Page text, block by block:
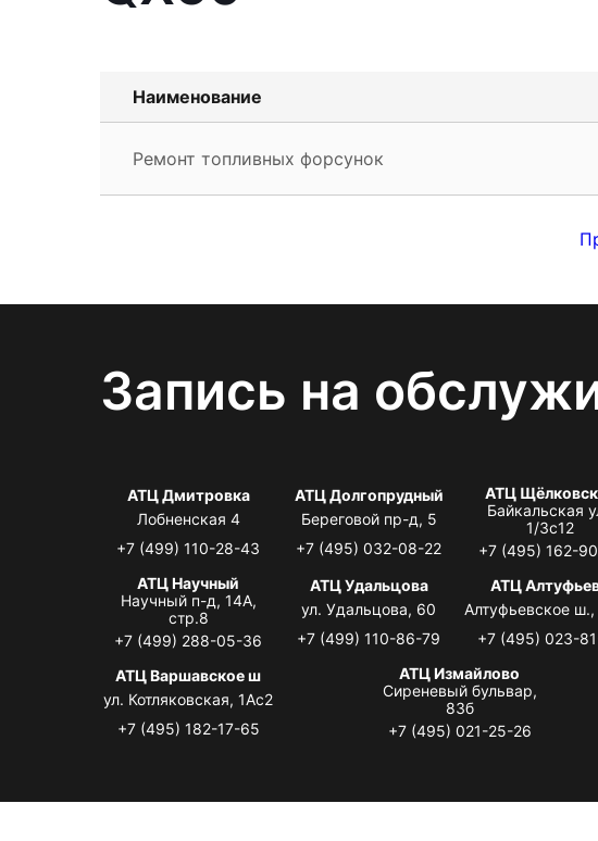
Наименование
Ремонт топливных форсунок
Запись на
АТЦ Дмитровка
Лобненская 4
+7 (499) 110-28-43
АТЦ Долгопрудный
Береговой пр-д, 5
+7 (495) 032-08-22
АТЦ
Байкальская
1/3с12
+7 (495) 162-
АТЦ Научный
Научный п-д, 14А,
стр.8
+7 (499) 288-05-36
АТЦ Удальцова
ул. Удальцова, 60
+7 (499) 110-86-79
АТЦ
Алтуфьевское
+7 (495) 023-
АТЦ Варшавское ш
ул. Котляковская, 1Ас2
+7 (495) 182-17-65
АТЦ Измайлово
Сиреневый бульвар,
83б
+7 (495) 021-25-26